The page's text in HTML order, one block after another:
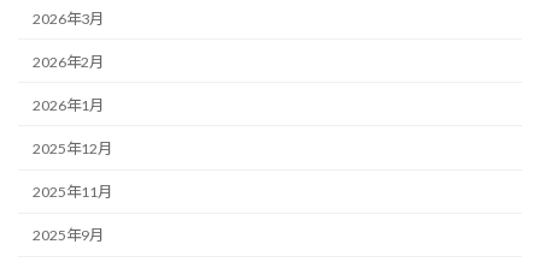
2026年3月
2026年2月
2026年1月
2025年12月
2025年11月
2025年9月